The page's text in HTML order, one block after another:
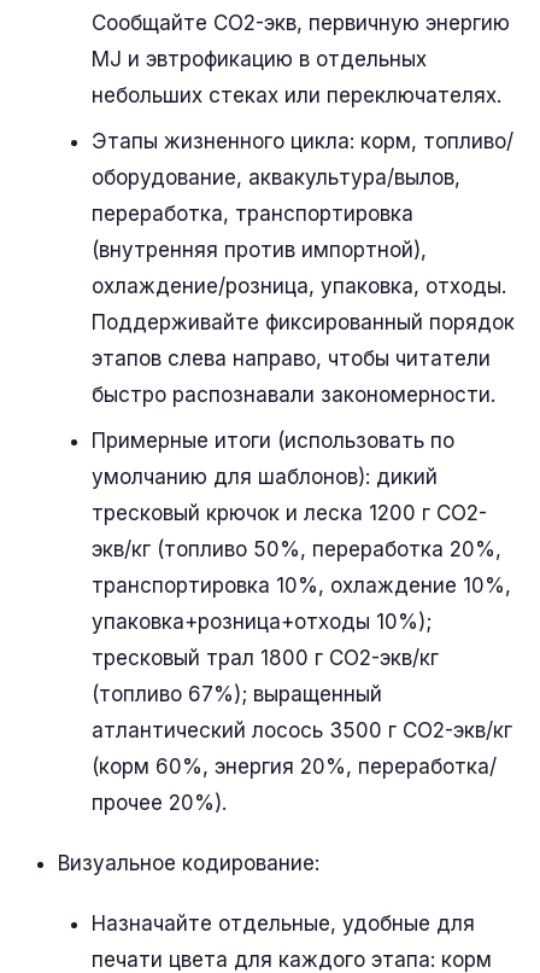
Сообщайте CO2-экв, первичную энергию
MJ и эвтрофикацию в отдельных
небольших стеках или переключателях.
Этапы жизненного цикла: корм, топливо/
оборудование, аквакультура/вылов,
переработка, транспортировка
(внутренняя против импортной),
охлаждение/розница, упаковка, отходы.
Поддерживайте фиксированный порядок
этапов слева направо, чтобы читатели
быстро распознавали закономерности.
Примерные итоги (использовать по
умолчанию для шаблонов): дикий
тресковый крючок и леска 1200 г CO2-
экв/кг (топливо 50%, переработка 20%,
транспортировка 10%, охлаждение 10%,
упаковка+розница+отходы 10%);
тресковый трал 1800 г CO2-экв/кг
(топливо 67%); выращенный
атлантический лосось 3500 г CO2-экв/кг
(корм 60%, энергия 20%, переработка/
прочее 20%).
Визуальное кодирование:
Назначайте отдельные, удобные для
печати цвета для каждого этапа: корм